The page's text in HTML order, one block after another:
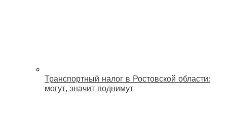
Транспортный налог в Ростовской области:
могут, значит поднимут